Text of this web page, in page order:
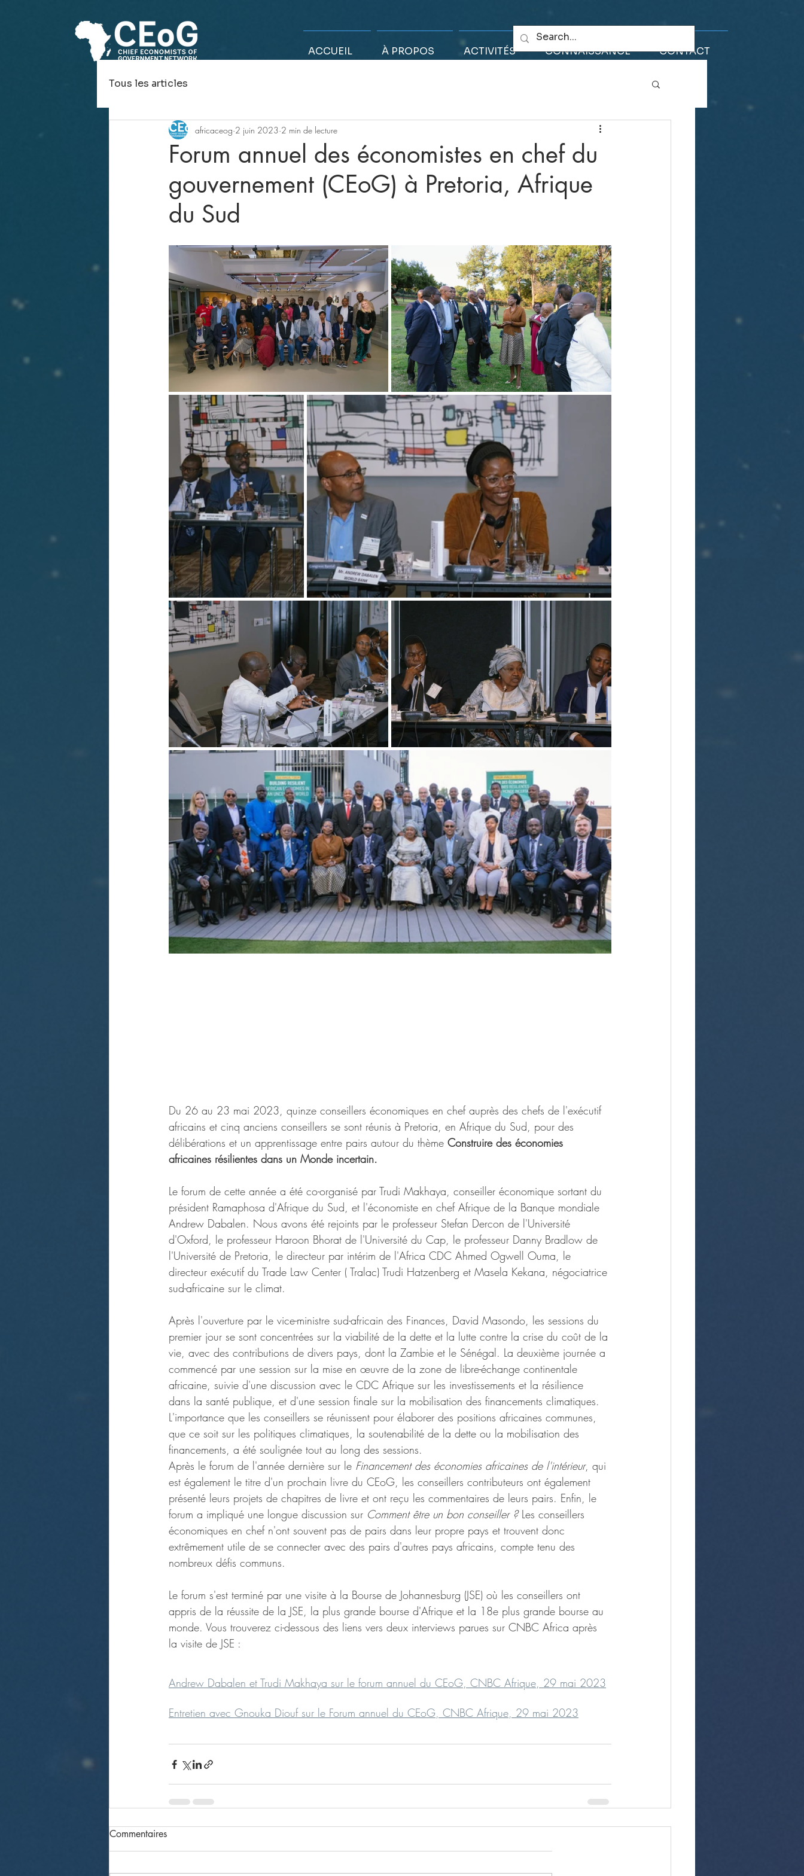
ACCUEIL À PROPOS ACTIVITÉS CONNAISSANCE CONTACT
Tous les articles
Forum annuel des économistes en chef du
gouvernement (CEoG) à Pretoria, Afrique
du Sud
africaceog 2 juin 2023 2 min de lecture
Du 26 au 23 mai 2023, quinze conseillers économiques en chef auprès des chefs de l'exécutif
africains et cinq anciens conseillers se sont réunis à Pretoria, en Afrique du Sud, pour des
délibérations et un apprentissage entre pairs autour du thème Construire des économies
africaines résilientes dans un Monde incertain.
Le forum de cette année a été co-organisé par Trudi Makhaya, conseiller économique sortant du
président Ramaphosa d'Afrique du Sud, et l'économiste en chef Afrique de la Banque mondiale
Andrew Dabalen. Nous avons été rejoints par le professeur Stefan Dercon de l'Université
d'Oxford, le professeur Haroon Bhorat de l'Université du Cap, le professeur Danny Bradlow de
l'Université de Pretoria, le directeur par intérim de l'Africa CDC Ahmed Ogwell Ouma, le
directeur exécutif du Trade Law Center ( Tralac) Trudi Hatzenberg et Masela Kekana, négociatrice
sud-africaine sur le climat.
Après l'ouverture par le vice-ministre sud-africain des Finances, David Masondo, les sessions du
premier jour se sont concentrées sur la viabilité de la dette et la lutte contre la crise du coût de la
vie, avec des contributions de divers pays, dont la Zambie et le Sénégal. La deuxième journée a
commencé par une session sur la mise en œuvre de la zone de libre-échange continentale
africaine, suivie d'une discussion avec le CDC Afrique sur les investissements et la résilience
dans la santé publique, et d'une session finale sur la mobilisation des financements climatiques.
L'importance que les conseillers se réunissent pour élaborer des positions africaines communes,
que ce soit sur les politiques climatiques, la soutenabilité de la dette ou la mobilisation des
financements, a été soulignée tout au long des sessions.
Après le forum de l'année dernière sur le Financement des économies africaines de l'intérieur, qui
est également le titre d'un prochain livre du CEoG, les conseillers contributeurs ont également
présenté leurs projets de chapitres de livre et ont reçu les commentaires de leurs pairs. Enfin, le
forum a impliqué une longue discussion sur Comment être un bon conseiller ? Les conseillers
économiques en chef n'ont souvent pas de pairs dans leur propre pays et trouvent donc
extrêmement utile de se connecter avec des pairs d'autres pays africains, compte tenu des
nombreux défis communs.
Le forum s'est terminé par une visite à la Bourse de Johannesburg (JSE) où les conseillers ont
appris de la réussite de la JSE, la plus grande bourse d'Afrique et la 18e plus grande bourse au
monde. Vous trouverez ci-dessous des liens vers deux interviews parues sur CNBC Africa après
la visite de JSE :
Andrew Dabalen et Trudi Makhaya sur le forum annuel du CEoG, CNBC Afrique, 29 mai 2023
Entretien avec Gnouka Diouf sur le Forum annuel du CEoG, CNBC Afrique, 29 mai 2023
Commentaires